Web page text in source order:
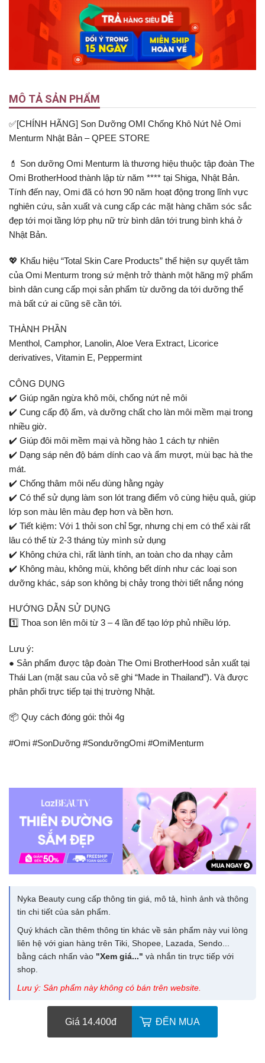
MÔ TẢ SẢN PHẨM
✅[CHÍNH HÃNG] Son Dưỡng OMI Chống Khô Nứt Nẻ Omi
Menturm Nhật Bản – QPEE STORE
💄 Son dưỡng Omi Menturm là thương hiệu thuộc tập đoàn The
Omi BrotherHood thành lập từ năm **** tại Shiga, Nhật Bản.
Tính đến nay, Omi đã có hơn 90 năm hoạt động trong lĩnh vực
nghiên cứu, sản xuất và cung cấp các mặt hàng chăm sóc sắc
đẹp tới mọi tầng lớp phụ nữ trừ bình dân tới trung bình khá ở
Nhật Bản.
💖 Khẩu hiệu “Total Skin Care Products” thể hiện sự quyết tâm
của Omi Menturm trong sứ mệnh trở thành một hãng mỹ phẩm
bình dân cung cấp mọi sản phẩm từ dưỡng da tới dưỡng thể
mà bất cứ ai cũng sẽ cần tới.
THÀNH PHẦN
Menthol, Camphor, Lanolin, Aloe Vera Extract, Licorice
derivatives, Vitamin E, Peppermint
CÔNG DỤNG
✔️ Giúp ngăn ngừa khô môi, chống nứt nẻ môi
✔️ Cung cấp độ ẩm, và dưỡng chất cho làn môi mềm mại trong
nhiều giờ.
✔️ Giúp đôi môi mềm mại và hồng hào 1 cách tự nhiên
✔️ Dạng sáp nên độ bám dính cao và ẩm mượt, mùi bạc hà the
mát.
✔️ Chống thâm môi nếu dùng hằng ngày
✔️ Có thể sử dụng làm son lót trang điểm vô cùng hiệu quả, giúp
lớp son màu lên màu đẹp hơn và bền hơn.
✔️ Tiết kiệm: Với 1 thỏi son chỉ 5gr, nhưng chị em có thể xài rất
lâu có thể từ 2-3 tháng tùy mình sử dụng
✔️ Không chứa chì, rất lành tính, an toàn cho da nhạy cảm
✔️ Không màu, không mùi, không bết dính như các loại son
dưỡng khác, sáp son không bị chảy trong thời tiết nắng nóng
HƯỚNG DẪN SỬ DỤNG
1️⃣ Thoa son lên môi từ 3 – 4 lần để tạo lớp phủ nhiều lớp.
Lưu ý:
● Sản phẩm được tập đoàn The Omi BrotherHood sản xuất tại
Thái Lan (mặt sau của vỏ sẽ ghi “Made in Thailand”). Và được
phân phối trực tiếp tại thị trường Nhật.
📦 Quy cách đóng gói: thỏi 4g
#Omi #SonDưỡng #SondưỡngOmi #OmiMenturm
Nyka Beauty cung cấp thông tin giá, mô tả, hình ảnh và thông
tin chi tiết của sản phẩm.
Quý khách cần thêm thông tin khác về sản phẩm này vui lòng
liên hệ với gian hàng trên Tiki, Shopee, Lazada, Sendo...
bằng cách nhấn vào "Xem giá..." và nhắn tin trực tiếp với
shop.
Lưu ý: Sản phẩm này không có bán trên website.
Giá 14.400đ ĐẾN MUA